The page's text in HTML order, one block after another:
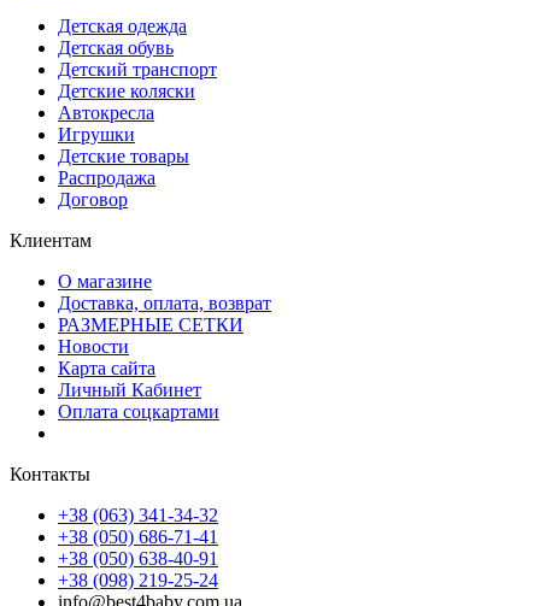
Детская одежда
Детская обувь
Детский транспорт
Детские коляски
Автокресла
Игрушки
Детские товары
Распродажа
Договор
Клиентам
О магазине
Доставка, оплата, возврат
РАЗМЕРНЫЕ СЕТКИ
Новости
Карта сайта
Личный Кабинет
Оплата соцкартами
Контакты
+38 (063) 341-34-32
+38 (050) 686-71-41
+38 (050) 638-40-91
+38 (098) 219-25-24
info@best4baby.com.ua